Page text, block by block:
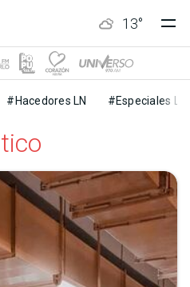
13°
#Hacedores LN #Especiales LN